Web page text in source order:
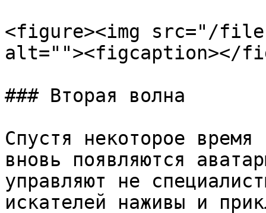
<figure><img src="/files/
alt=""><figcaption></
### Вторая волна
Спустя некоторое
вновь появляются
управляют не
искателей наживы и